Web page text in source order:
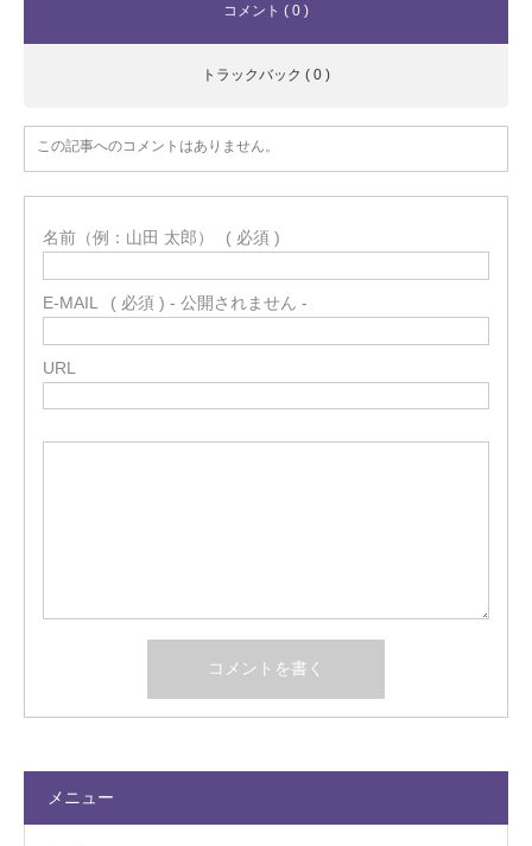
コメント ( 0 )
トラックバック ( 0 )
この記事へのコメントはありません。
名前（例：山田 太郎） ( 必須 )
E-MAIL ( 必須 ) - 公開されません -
URL
メニュー